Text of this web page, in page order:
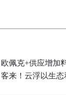
佩克+供应增加
来！云浮以生